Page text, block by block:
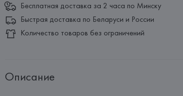
Бесплатная доставка за 2 часа по Минску
Быстрая доставка по Беларуси и России
Количество товаров без ограничений
Описание